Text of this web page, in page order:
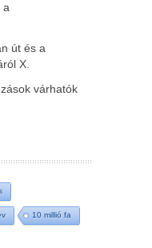
a
út és a
X.
várhatók
10 millió fa